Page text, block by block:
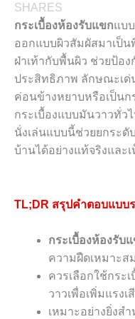
SHARES
กระเบื้องห้องรับแขกแบ
ออกแบบผิวสัมผัสมาเป็น
ฝ่าเท้ากับพื้นผิว ช่วยป้อ
ประสิทธิภาพ ลักษณะเ
ค่อนข้างหยาบหรือเป็นก
กระเบื้องแบบมันวาวทั่ว
นั่งเล่นแบบนี้ช่วยยกระ
บ้านได้อย่างแท้จริงและ
TL;DR สรุปคำตอบแบบร
กระเบื้องห้องรับ
ความฝืดเหมาะส
ควรเลือกใช้กระ
วาวเพื่อเพิ่มแรงเ
เหมาะอย่างยิ่งส